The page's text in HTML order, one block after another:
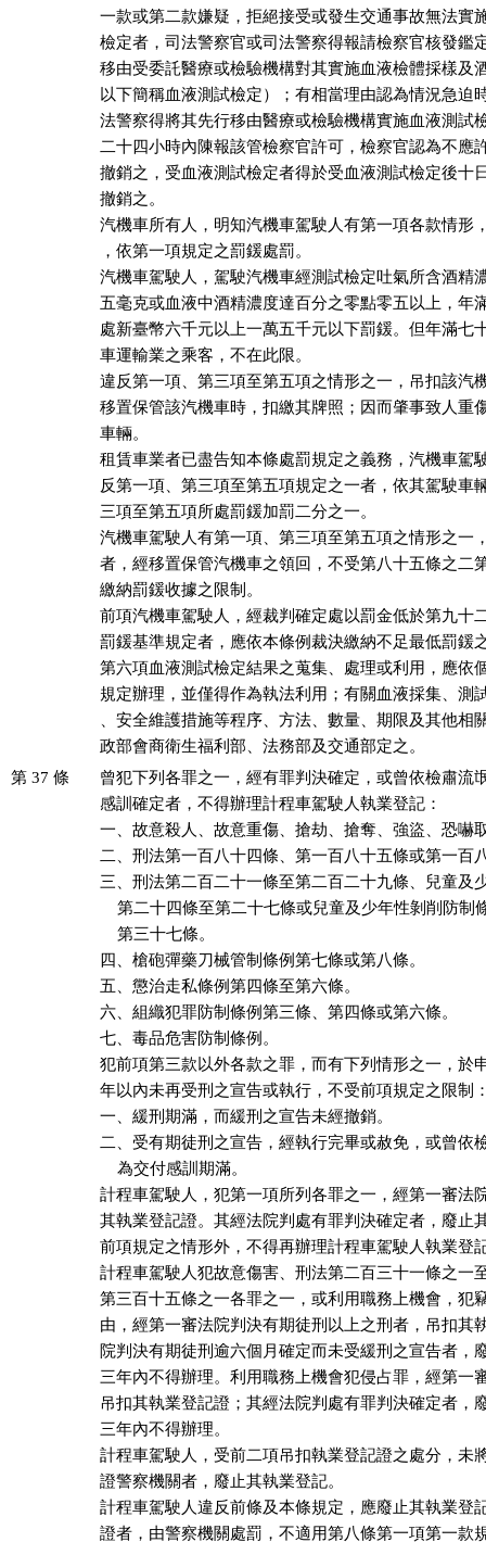
一款或第二款嫌疑，拒絕接受或發生交通事故無法實
檢定者，司法警察官或司法警察得報請檢察官核發鑑
移由受委託醫療或檢驗機構對其實施血液檢體採樣及
以下簡稱血液測試檢定）；有相當理由認為情況急迫
法警察得將其先行移由醫療或檢驗機構實施血液測試
二十四小時內陳報該管檢察官許可，檢察官認為不應
撤銷之，受血液測試檢定者得於受血液測試檢定後十
撤銷之。
汽機車所有人，明知汽機車駕駛人有第一項各款情形
，依第一項規定之罰鍰處罰。
汽機車駕駛人，駕駛汽機車經測試檢定吐氣所含酒精
五毫克或血液中酒精濃度達百分之零點零五以上，年
處新臺幣六千元以上一萬五千元以下罰鍰。但年滿七
車運輸業之乘客，不在此限。
違反第一項、第三項至第五項之情形之一，吊扣該汽
移置保管該汽機車時，扣繳其牌照；因而肇事致人重
車輛。
租賃車業者已盡告知本條處罰規定之義務，汽機車駕
反第一項、第三項至第五項規定之一者，依其駕駛車
三項至第五項所處罰鍰加罰二分之一。
汽機車駕駛人有第一項、第三項至第五項之情形之一
者，經移置保管汽機車之領回，不受第八十五條之二
繳納罰鍰收據之限制。
前項汽機車駕駛人，經裁判確定處以罰金低於第九十
罰鍰基準規定者，應依本條例裁決繳納不足最低罰鍰
第六項血液測試檢定結果之蒐集、處理或利用，應依
規定辦理，並僅得作為執法利用；有關血液採集、測
、安全維護措施等程序、方法、數量、期限及其他相
政部會商衛生福利部、法務部及交通部定之。
第 37 條
曾犯下列各罪之一，經有罪判決確定，或曾依檢肅流
感訓確定者，不得辦理計程車駕駛人執業登記：
一、故意殺人、故意重傷、搶劫、搶奪、強盜、恐嚇
二、刑法第一百八十四條、第一百八十五條或第一百
三、刑法第二百二十一條至第二百二十九條、兒童及
第二十四條至第二十七條或兒童及少年性剝削防制
    第三十七條。
四、槍砲彈藥刀械管制條例第七條或第八條。
五、懲治走私條例第四條至第六條。
六、組織犯罪防制條例第三條、第四條或第六條。
七、毒品危害防制條例。
犯前項第三款以外各款之罪，而有下列情形之一，於
年以內未再受刑之宣告或執行，不受前項規定之限制
一、緩刑期滿，而緩刑之宣告未經撤銷。
二、受有期徒刑之宣告，經執行完畢或赦免，或曾依
    為交付感訓期滿。
計程車駕駛人，犯第一項所列各罪之一，經第一審法
其執業登記證。其經法院判處有罪判決確定者，廢止
前項規定之情形外，不得再辦理計程車駕駛人執業登
計程車駕駛人犯故意傷害、刑法第二百三十一條之一
第三百十五條之一各罪之一，或利用職務上機會，犯
由，經第一審法院判決有期徒刑以上之刑者，吊扣其
院判決有期徒刑逾六個月確定而未受緩刑之宣告者，
三年內不得辦理。利用職務上機會犯侵占罪，經第一
吊扣其執業登記證；其經法院判處有罪判決確定者，
三年內不得辦理。
計程車駕駛人，受前二項吊扣執業登記證之處分，未
證警察機關者，廢止其執業登記。
計程車駕駛人違反前條及本條規定，應廢止其執業登
證者，由警察機關處罰，不適用第八條第一項第一款